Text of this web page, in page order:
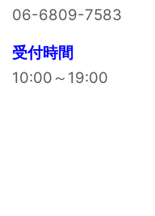
06-6809-7583
受付時間
10:00～19:00